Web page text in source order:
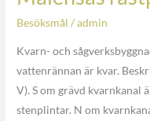
Besöksmål /admin
Kvarn- och
vattenrännan är kvar.
V). S om grävd kvarnkanal
stenplintar. N om